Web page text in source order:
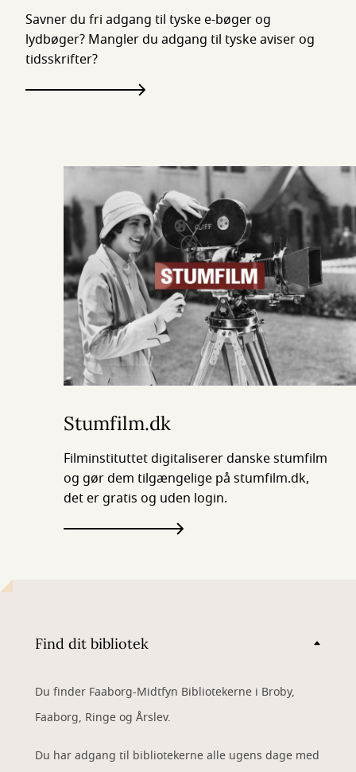
Savner du fri adgang til tyske e-bøger og
lydbøger? Mangler du adgang til tyske aviser og
tidsskrifter?
Stumfilm.dk
Filminstituttet digitaliserer danske stumfilm
og gør dem tilgængelige på stumfilm.dk,
det er gratis og uden login.
Find dit bibliotek
Du finder Faaborg-Midtfyn Bibliotekerne i Broby,
Faaborg, Ringe og Årslev.
Du har adgang til bibliotekerne alle ugens dage med